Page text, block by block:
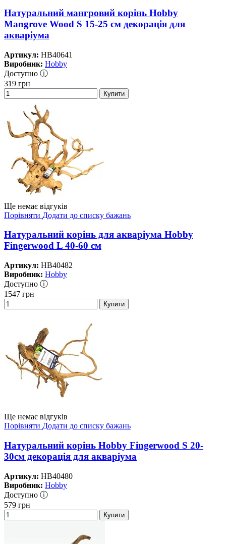
Натуральний мангровий корінь Hobby
Mangrove Wood S 15-25 см декорація для
акваріума
Артикул: HB40641
Виробник: Hobby
Доступно ⓘ
319 грн
Купити
Ще немає відгуків
Порівняти Додати до списку бажань
Натуральний корінь для акваріума Hobby
Fingerwood L 40-60 см
Артикул: HB40482
Виробник: Hobby
Доступно ⓘ
1547 грн
Купити
Ще немає відгуків
Порівняти Додати до списку бажань
Натуральний корінь Hobby Fingerwood S 20-
30см декорація для акваріума
Артикул: HB40480
Виробник: Hobby
Доступно ⓘ
579 грн
Купити